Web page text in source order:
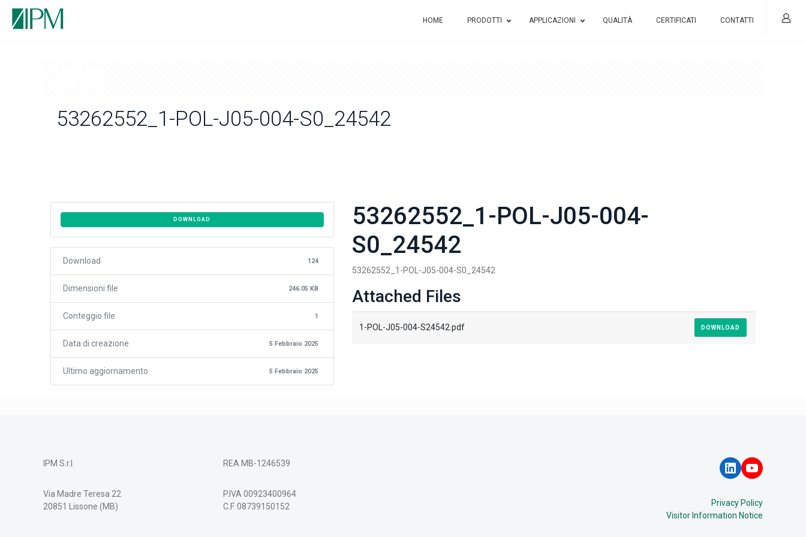
HOME PRODOTTI APPLICAZIONI QUALITÀ CERTIFICATI CONTATTI
53262552_1-POL-J05-004-S0_24542
DOWNLOAD
Download 124
Dimensioni file 246.05 KB
Conteggio file 1
Data di creazione 5 Febbraio 2025
Ultimo aggiornamento 5 Febbraio 2025
53262552_1-POL-J05-004-
S0_24542
53262552_1-POL-J05-004-S0_24542
Attached Files
1-POL-J05-004-S24542.pdf DOWNLOAD
IPM S.r.l.
Via Madre Teresa 22
20851 Lissone (MB)
REA MB-1246539
P.IVA 00923400964
C.F. 08739150152
LinkedIn
YouTube
Privacy Policy
Visitor Information Notice